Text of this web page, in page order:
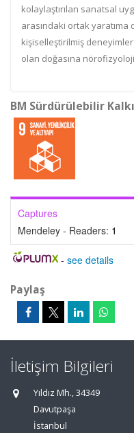
kolaylaştırılan sanatsal
arasındaki ortak yaratıma
kişiselleştirilmiş
olan doğasına
BM Sürdürülebilir
Captures
Mendeley - Readers: 1
- see details
Paylaş
İletişim Bilgileri
Yıldız Mh., 34349
Davutpaşa
İstanbul